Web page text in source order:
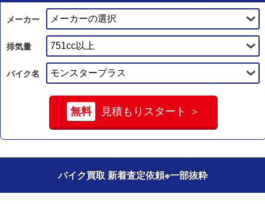
メーカー
排気量
バイク名
無料 見積もりスタート ＞
バイク買取 新着査定依頼※一部抜粋